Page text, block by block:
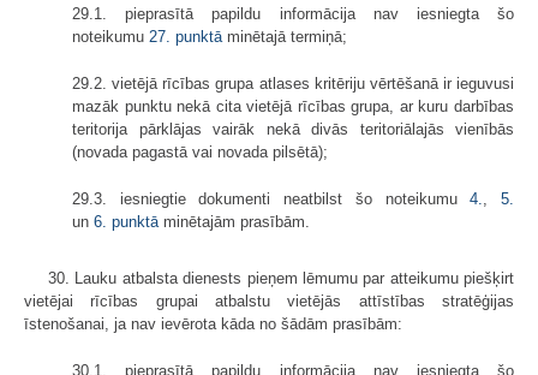
29.1. pieprasītā papildu informācija nav iesniegta šo
noteikumu 27. punktāminētajā termiņā;
29.2. vietējā rīcības grupa atlases kritēriju vērtēšanā ir ieguvusi
mazāk punktu nekā cita vietējā rīcības grupa, ar kuru darbības
teritorija pārklājas vairāk nekā divās teritoriālajās vienībās
(novada pagastā vai novada pilsētā);
29.3. iesniegtie dokumenti neatbilst šo noteikumu4.,5.
un 6. punktāminētajām prasībām.
30. Lauku atbalsta dienests pieņem lēmumu par atteikumu piešķirt
vietējai rīcības grupai atbalstu vietējās attīstības stratēģijas
īstenošanai, ja nav ievērota kāda no šādām prasībām:
30.1. pieprasītā papildu informācija nav iesniegta šo